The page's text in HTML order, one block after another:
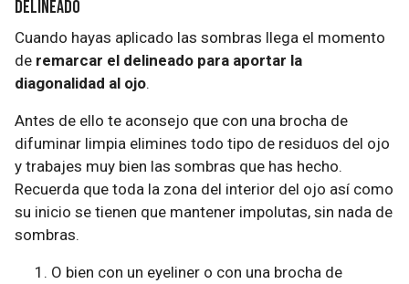
Delineado
Cuando hayas aplicado las sombras llega el momento
de remarcar el delineado para aportar la
diagonalidad al ojo.
Antes de ello te aconsejo que con una brocha de
difuminar limpia elimines todo tipo de residuos del ojo
y trabajes muy bien las sombras que has hecho.
Recuerda que toda la zona del interior del ojo así como
su inicio se tienen que mantener impolutas, sin nada de
sombras.
O bien con un eyeliner o con una brocha de